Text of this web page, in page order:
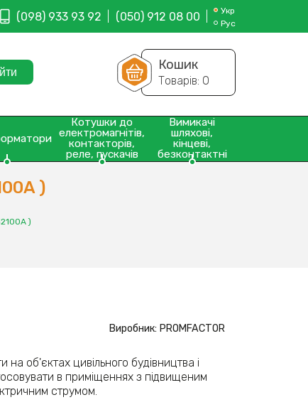
(098) 933 93 92 (050) 912 08 00
Укр
Рус
Кошик
Товарів: 0
Котушки до
електромагнітів,
контакторів,
реле, пускачів
Вимикачі
шляхові,
кінцеві,
безконтактні
)
)
Виробник: PROMFACTOR
об'єктах цивільного будівництва і
в приміщеннях з підвищеним
струмом.